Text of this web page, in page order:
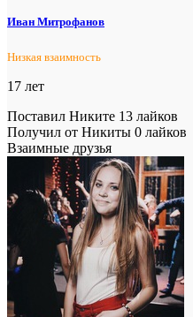
Иван Митрофанов
Низкая взаимность
17 лет
Поставил Никите 13 лайков
Получил от Никиты 0 лайков
Взаимные друзья